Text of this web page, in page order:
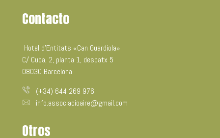
Contacto
Hotel d’Entitats «Can Guardiola»
C/ Cuba, 2, planta 1, despatx 5
08030 Barcelona
(+34) 644 269 976
info.associacioaire@gmail.com
Otros